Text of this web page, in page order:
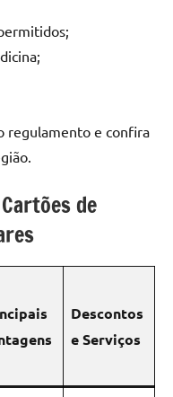
regulamento e confira
de
Descontos
e Serviços